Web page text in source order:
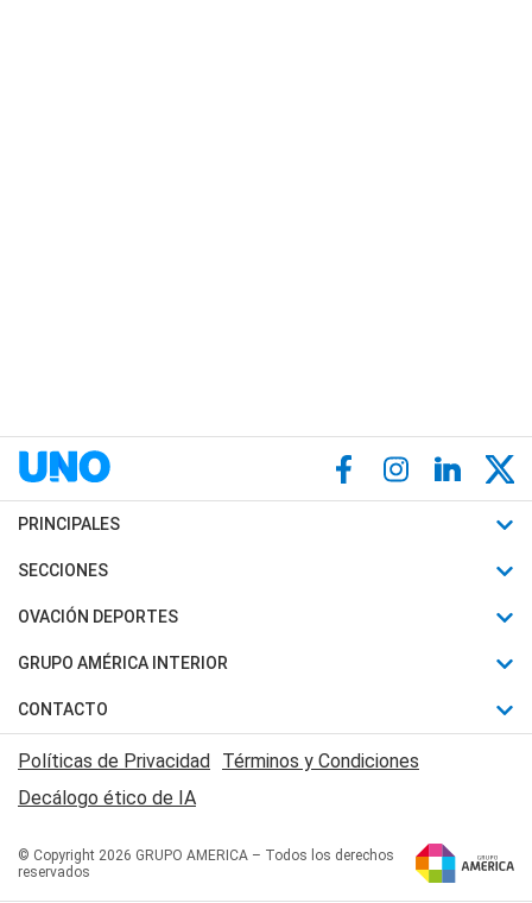
PRINCIPALES
Últimas Noticias
Política
Judiciales
Economia
SECCIONES
Horóscopo
Motores
Trucos caseros
Series y Películas
Edictos y Solicitadas
OVACIÓN DEPORTES
Fútbol
Mundial
Automovilismo
Rugby
Básquet
GRUPO AMÉRICA INTERIOR
Canal 7 en Vivo
San Juan 8
CONTACTO
Acerca de Nosotros
Contactanos
Políticas de Privacidad
Términos y Condiciones
Decálogo ético de IA
© Copyright 2026 GRUPO AMERICA – Todos los derechos
reservados